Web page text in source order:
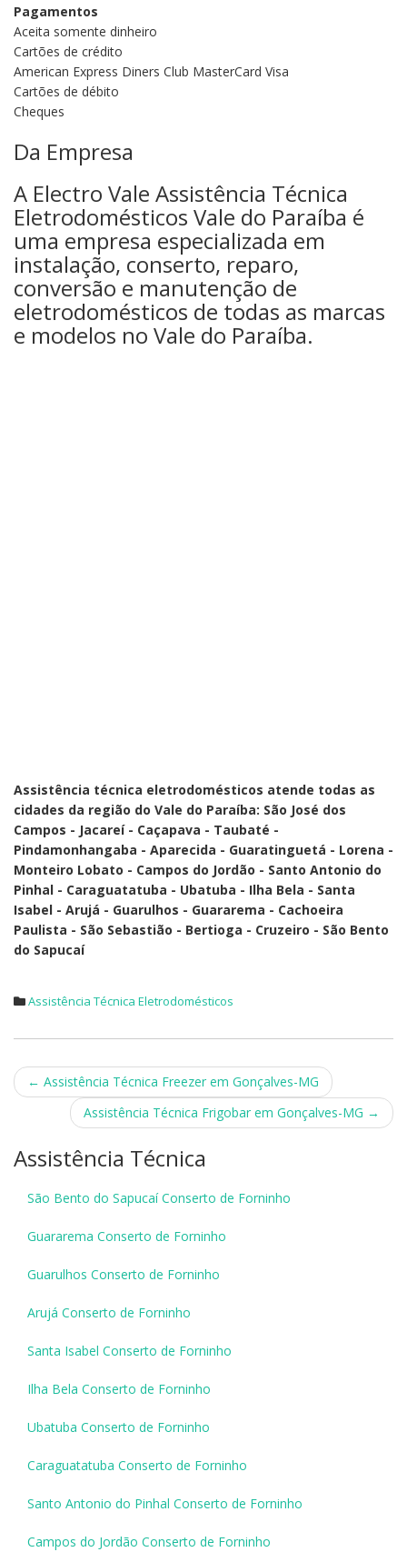
Pagamentos
Aceita somente dinheiro
Cartões de crédito
American Express Diners Club MasterCard Visa
Cartões de débito
Cheques
Da Empresa
A Electro Vale Assistência Técnica
Eletrodomésticos Vale do Paraíba é
uma empresa especializada em
instalação, conserto, reparo,
conversão e manutenção de
eletrodomésticos de todas as marcas
e modelos no Vale do Paraíba.
Assistência técnica eletrodomésticos atende todas as
cidades da região do Vale do Paraíba: São José dos
Campos - Jacareí - Caçapava - Taubaté -
Pindamonhangaba - Aparecida - Guaratinguetá - Lorena -
Monteiro Lobato - Campos do Jordão - Santo Antonio do
Pinhal - Caraguatatuba - Ubatuba - Ilha Bela - Santa
Isabel - Arujá - Guarulhos - Guararema - Cachoeira
Paulista - São Sebastião - Bertioga - Cruzeiro - São Bento
do Sapucaí
Assistência Técnica Eletrodomésticos
Post
navigation
← Assistência Técnica Freezer em Gonçalves-MG
Assistência Técnica Frigobar em Gonçalves-MG →
Assistência Técnica
São Bento do Sapucaí Conserto de Forninho
Guararema Conserto de Forninho
Guarulhos Conserto de Forninho
Arujá Conserto de Forninho
Santa Isabel Conserto de Forninho
Ilha Bela Conserto de Forninho
Ubatuba Conserto de Forninho
Caraguatatuba Conserto de Forninho
Santo Antonio do Pinhal Conserto de Forninho
Campos do Jordão Conserto de Forninho